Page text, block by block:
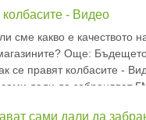
председател на
и сладкарите.
- Видео
сме какво е качеството
Още:
се правят колбасите -
дали да забраняват
сами дали да